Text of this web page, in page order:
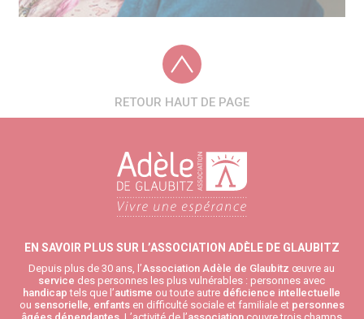
RETOUR HAUT DE PAGE
EN SAVOIR PLUS SUR L’ASSOCIATION ADÈLE DE GLAUBITZ
Depuis plus de 30 ans, l’Association Adèle de Glaubitz œuvre au
service des personnes les plus vulnérables : personnes avec
handicap tels que l’autisme ou toute autre déficience intellectuelle
ou sensorielle, enfants en difficulté sociale et familiale et personnes